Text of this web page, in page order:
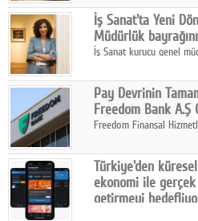
katmanlı bir aile hikâyesi
İş Sanat'ta Yeni
Müdürlük
İş Sanat kurucu genel
Pay Devrinin
Freedom Bank A.Ş
Freedom Finansal
Turkish Bank'ın ticaret
karar verildi.
Türkiye'den
ekonomi ile
getirmeyi